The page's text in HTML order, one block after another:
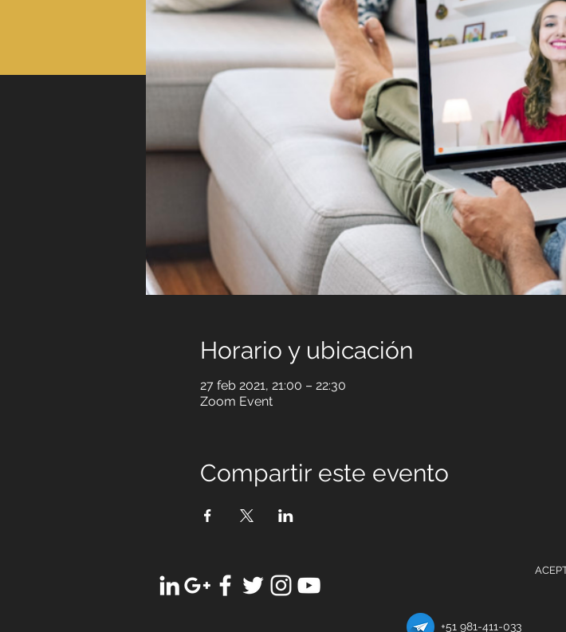
Horario y ubicación
27 feb 2021, 21:00 – 22:30
Zoom Event
Compartir este evento
+51 981-411-033